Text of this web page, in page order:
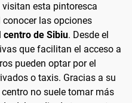
esta pintoresca
conocer las opciones
centro de Sibiu. Desde el
que facilitan el acceso a
pueden optar por el
o taxis. Gracias a su
no suele tomar más